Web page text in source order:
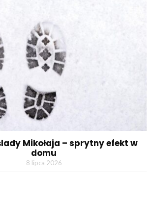
Mikołaja – sprytny efekt w
domu
8 lipca 2026